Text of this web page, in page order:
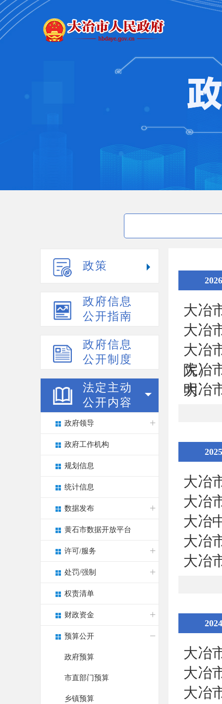
政策
政府信息
公开指南
政府信息
公开制度
法定主动
公开内容
政府领导
政府工作机构
规划信息
统计信息
数据发布
黄石市数据开放平台
许可/服务
处罚/强制
权责清单
财政资金
预算公开
政府预算
市直部门预算
乡镇预算
大冶
大冶
大冶
院）
大冶
明
大冶
大冶
大冶
大冶
大冶
大冶
大冶
大冶
大冶